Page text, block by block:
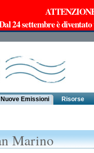
24 settembre è
Nuove Emissioni Risorse
Marino